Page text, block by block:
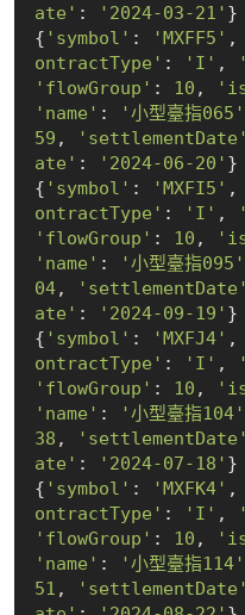
ate' : '2024-03-21' }
{ 'symbol' : 'MXFF5' ,
ontractType' : 'I' ,
'flowGroup' : 10 ,
'name' : '小型臺指065'
59 , 'settlementDate'
ate' : '2024-06-20' }
{ 'symbol' : 'MXFI5' ,
ontractType' : 'I' ,
'flowGroup' : 10 ,
'name' : '小型臺指095'
04, 'settlementDate'
ate' : '2024-09-19' }
{ 'symbol' : 'MXFJ4' ,
ontractType' : 'I' ,
'flowGroup' : 10 ,
'name' : '小型臺指104'
38 , 'settlementDate'
ate' : '2024-07-18' }
{ 'symbol' : 'MXFK4' ,
ontractType' : 'I' ,
'flowGroup' : 10 ,
'name' : '小型臺指114'
51 , 'settlementDate'